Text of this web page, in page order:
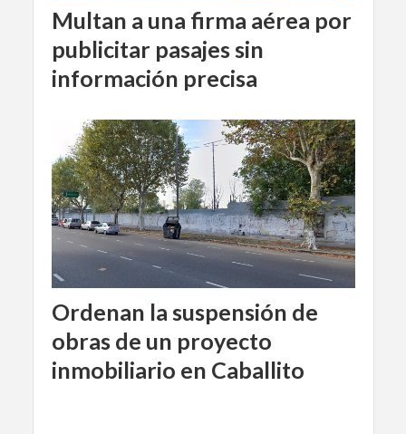
Multan a una firma aérea por
publicitar pasajes sin
información precisa
Ordenan la suspensión de
obras de un proyecto
inmobiliario en Caballito